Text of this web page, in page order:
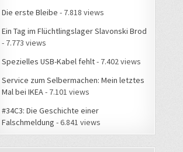
Die erste Bleibe - 7.818 views
Ein Tag im Flüchtlingslager Slavonski Brod
- 7.773 views
Spezielles USB-Kabel fehlt- 7.402 views
Service zum Selbermachen: Mein letztes
Mal bei IKEA- 7.101 views
#34C3: Die Geschichte einer
Falschmeldung - 6.841 views